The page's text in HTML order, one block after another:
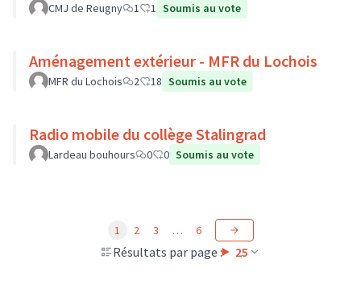
CMJ de Reugny 1 1 Soumis au vote
Aménagement extérieur - MFR du Lochois
MFR du Lochois 2 18 Soumis au vote
Radio mobile du collège Stalingrad
Lardeau bouhours 0 0 Soumis au vote
Résultats par page : 25
1 2 3 … 6